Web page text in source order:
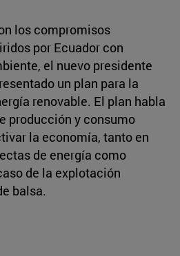
los compromisos
por Ecuador con
el nuevo presidente
un plan para la
renovable. El plan habla
producción y consumo
la economía, tanto en
de energía como
de la explotación
balsa.